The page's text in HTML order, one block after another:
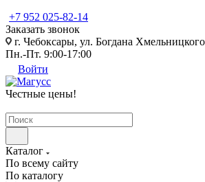
+7 952 025-82-14
Заказать звонок
г. Чебоксары, ул. Богдана
Пн.-Пт. 9:00-17:00
Войти
Честные цены!
Каталог
По всему сайту
По каталогу